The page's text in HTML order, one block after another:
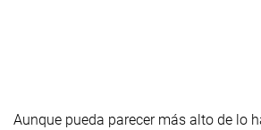
Aunque pueda parecer más alto de lo